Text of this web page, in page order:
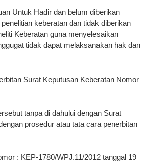
Untuk Hadir dan belum diberikan
keberatan dan tidak diberikan
Keberatan guna menyelesaikan
tidak dapat melaksanakan hak dan
Surat Keputusan Keberatan Nomor
tanpa di dahului dengan Surat
prosedur atau tata cara penerbitan
: KEP-1780/WPJ.11/2012 tanggal 19